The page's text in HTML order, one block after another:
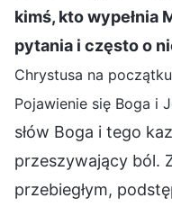
kimś, kto wypełnia
pytania i często o
Chrystusa na
Pojawienie się Boga i
słów Boga i tego
przeszywający ból.
przebiegłym,